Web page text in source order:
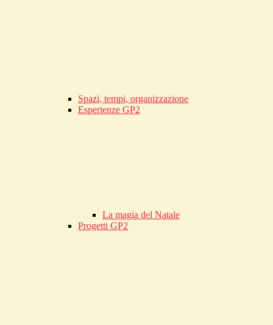
Spazi, tempi, organizzazione
Esperienze GP2
La magia del Natale
Progetti GP2